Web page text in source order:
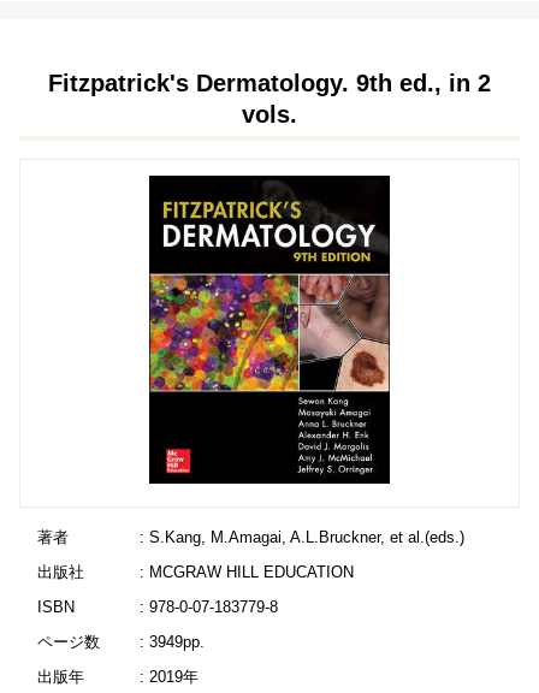
Fitzpatrick's Dermatology. 9th ed., in 2
vols.
著者
: S.Kang, M.Amagai, A.L.Bruckner, et al.(eds.)
出版社
: MCGRAW HILL EDUCATION
ISBN
: 978-0-07-183779-8
ページ数
: 3949pp.
出版年
: 2019年